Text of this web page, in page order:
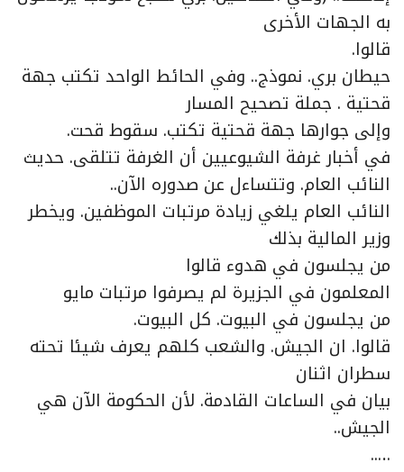
به الجهات الأخرى
قالوا.
حيطان بري. نموذج.. وفي الحائط الواحد تكتب جهة
قحتية . جملة تصحيح المسار
وإلى جوارها جهة قحتية تكتب. سقوط قحت.
في أخبار غرفة الشيوعيين أن الغرفة تتلقى. حديث
النائب العام. وتتساءل عن صدوره الآن..
النائب العام يلغي زيادة مرتبات الموظفين. ويخطر
وزير المالية بذلك
من يجلسون في هدوء قالوا
المعلمون في الجزيرة لم يصرفوا مرتبات مايو
من يجلسون في البيوت. كل البيوت.
قالوا. ان الجيش. والشعب كلهم يعرف شيئا تحته
سطران اثنان
بيان في الساعات القادمة. لأن الحكومة الآن هي
الجيش..
…..